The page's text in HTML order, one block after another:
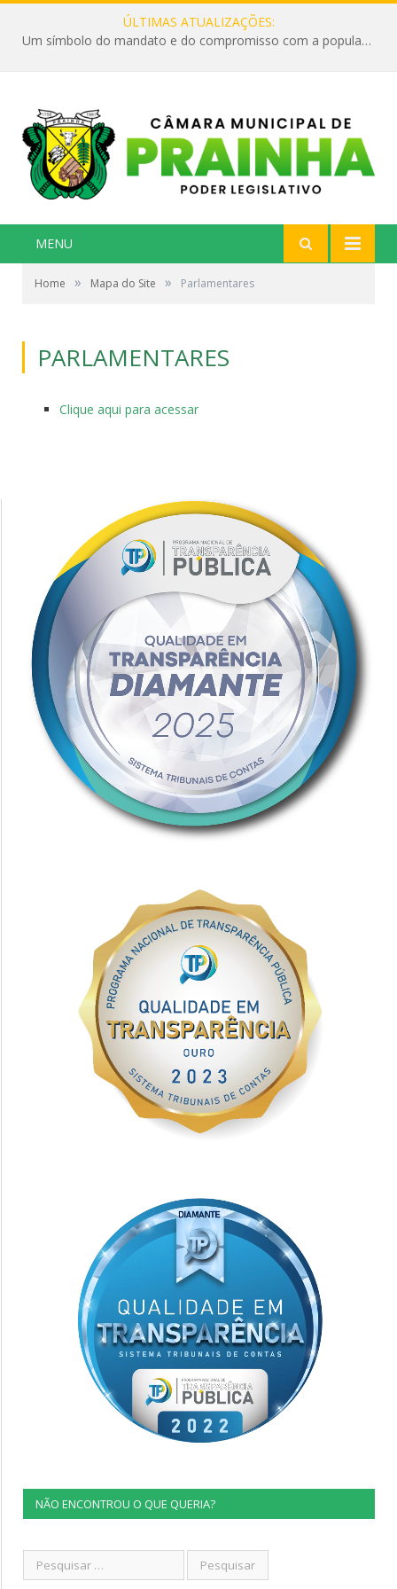
ÚLTIMAS ATUALIZAÇÕES:
Um símbolo do mandato e do compromisso com a população
MENU
Home » Mapa do Site » Parlamentares
PARLAMENTARES
Clique aqui para acessar
NÃO ENCONTROU O QUE QUERIA?